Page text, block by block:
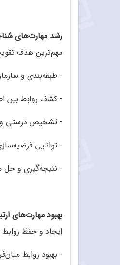
رشد مهارت‌های
مهم‌ترین هدف
- طبقه‌بندی و
- کشف روابط بین
- تشخیص درستی و
- توانایی
- نتیجه‌گیری و حل
بهبود مهارت‌های
ایجاد و حفظ
- بهبود روابط